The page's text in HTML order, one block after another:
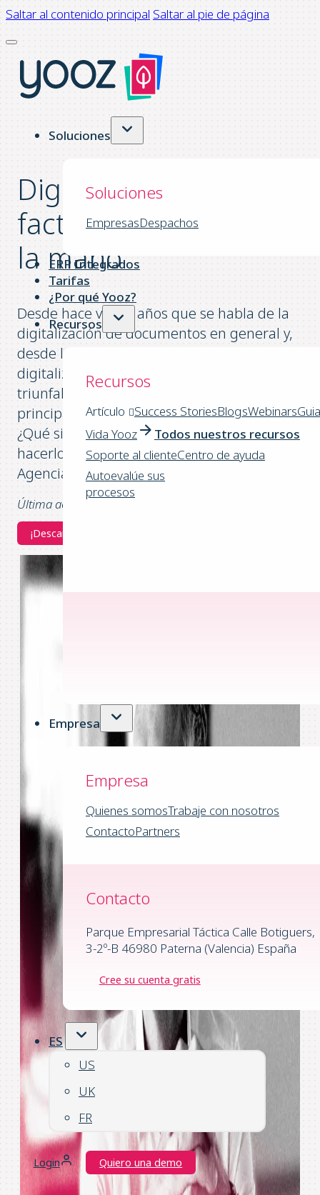
Saltar al contenido principal Saltar al pie de página
Soluciones
Soluciones
EmpresasDespachos
ERP Integrados
Tarifas
¿Por qué Yooz?
Recursos
Recursos
Artículo Success StoriesBlogsWebinarsGuia
Vida Yooz
Todos nuestros recursos
Soporte al clienteCentro de ayuda
Autoevalúe sus
procesos
Empresa
Empresa
Quienes somosTrabaje con nosotros
ContactoPartners
Contacto
Parque Empresarial Táctica Calle Botiguers,
3-2º-B 46980 Paterna (Valencia) España
Cree su cuenta gratis
ES
US
UK
FR
Login Quiero una demo
Digitalización de
facturas al alcance de
la mano
Desde hace varios años que se habla de la
digitalización de documentos en general y,
desde la implantación de la factura digital, la
digitalización de facturas hizo su entrada
triunfal en España pero ahora está teniendo su
principal momento de atención. ¿Por qué?
¿Qué significa digitalizar una factura? ¿Cómo
hacerlo correctamente? ¿Qué rol tienen la
Agencia Tributaria en todo esto?
Última actualización: 03/2026
¡Descargar la Guía - Excelencia Contable!